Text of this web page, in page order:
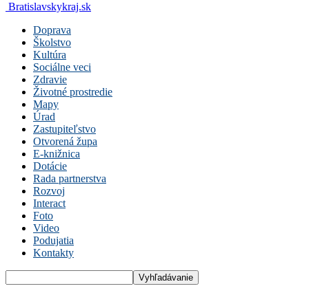
Bratislavskykraj.sk
Doprava
Školstvo
Kultúra
Sociálne veci
Zdravie
Životné prostredie
Mapy
Úrad
Zastupiteľstvo
Otvorená župa
E-knižnica
Dotácie
Rada partnerstva
Rozvoj
Interact
Foto
Video
Podujatia
Kontakty